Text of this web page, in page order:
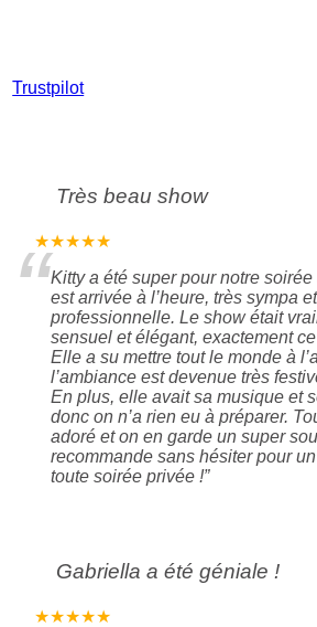
Trustpilot
Très beau show
★★★★★
“Kitty a été super pour notre
est arrivée à l’heure, très sympa et
professionnelle. Le show était
sensuel et élégant, exactement
Elle a su mettre tout le monde à
l’ambiance est devenue très
En plus, elle avait sa musique et
donc on n’a rien eu à préparer.
adoré et on en garde un super
recommande sans hésiter pour
toute soirée privée !”
Gabriella a été géniale !
★★★★★